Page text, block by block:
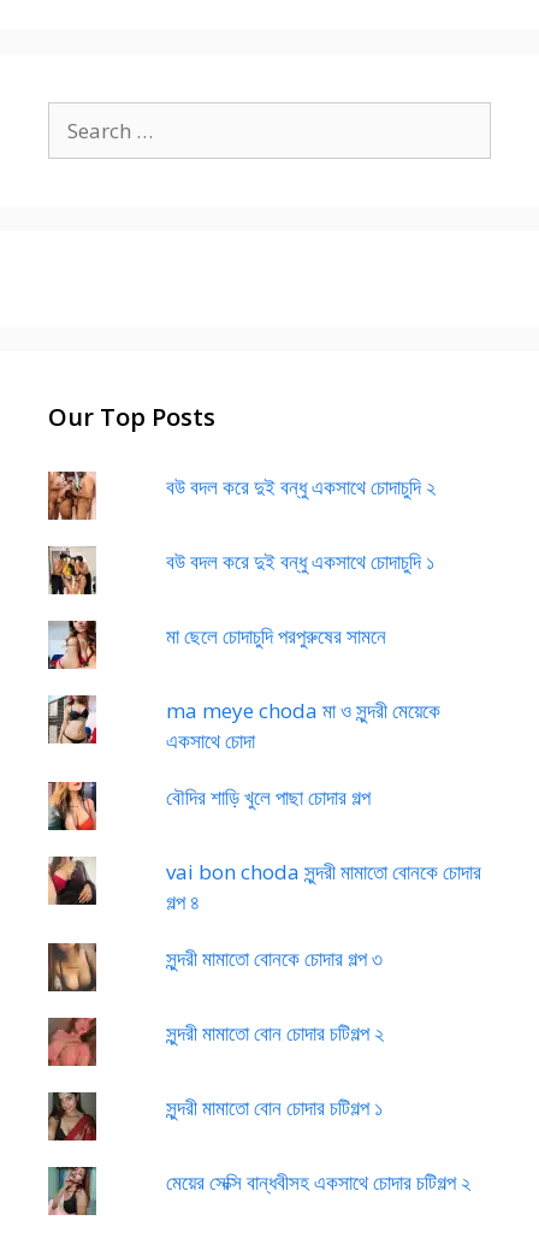
for:
Our Top Posts
বউ বদল করে দুই বন্ধু একসাথে চোদাচুদি ২
বউ বদল করে দুই বন্ধু একসাথে চোদাচুদি ১
মা ছেলে চোদাচুদি পরপুরুষের সামনে
ma meye choda মা ও সুন্দরী মেয়েকে
একসাথে চোদা
বৌদির শাড়ি খুলে পাছা চোদার গল্প
vai bon choda সুন্দরী মামাতো বোনকে চোদার
গল্প ৪
সুন্দরী মামাতো বোনকে চোদার গল্প ৩
সুন্দরী মামাতো বোন চোদার চটিগল্প ২
সুন্দরী মামাতো বোন চোদার চটিগল্প ১
মেয়ের সেক্সি বান্ধবীসহ একসাথে চোদার চটিগল্প ২